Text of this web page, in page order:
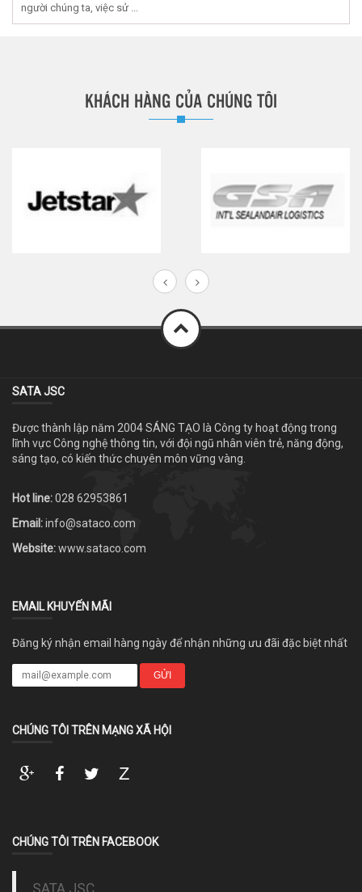
người chúng ta, việc sử ...
KHÁCH HÀNG CỦA CHÚNG TÔI
SATA JSC
Được thành lập năm 2004 SÁNG TẠO là Công ty hoạt động trong
lĩnh vực Công nghệ thông tin, với đội ngũ nhân viên trẻ, năng động,
sáng tạo, có kiến thức chuyên môn vững vàng.
Hot line:028 62953861
Email:info@sataco.com
Website:www.sataco.com
EMAIL KHUYẾN MÃI
Đăng ký nhận email hàng ngày để nhận những ưu đãi đặc biệt nhất
GỬI
CHÚNG TÔI TRÊN MẠNG XÃ HỘI
CHÚNG TÔI TRÊN FACEBOOK
SATA JSC